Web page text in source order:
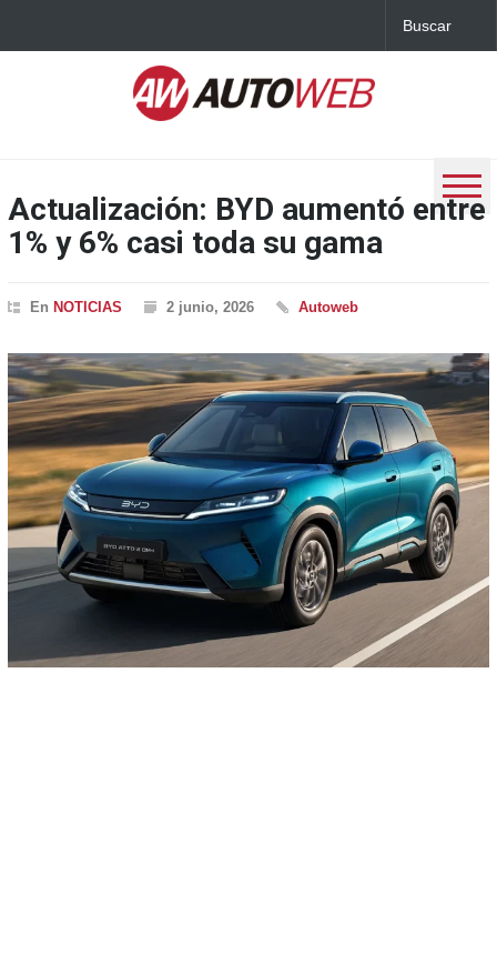
Actualización: BYD aumentó entre
1% y 6% casi toda su gama
En NOTICIAS 2 junio, 2026 Autoweb